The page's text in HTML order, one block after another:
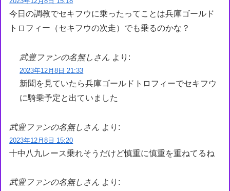
今日の調教でセキフウに乗ったってことは兵庫ゴールド
トロフィー（セキフウの次走）でも乗るのかな？
武豊ファンの名無しさん より:
2023年12月8日 21:33
新聞を見ていたら兵庫ゴールドトロフィーでセキフウ
に騎乗予定と出ていました
武豊ファンの名無しさん より:
2023年12月8日 15:20
十中八九レース乗れそうだけど慎重に慎重を重ねてるね
武豊ファンの名無しさん より: